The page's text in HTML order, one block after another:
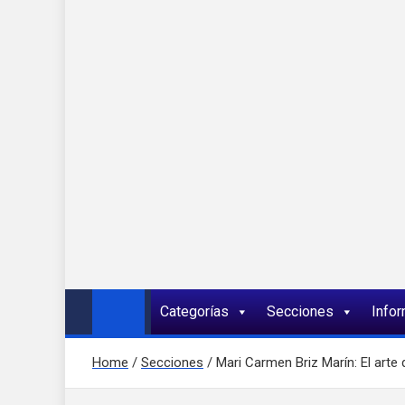
Categorías Secciones
Home Secciones Mari Carmen Briz Marín: El